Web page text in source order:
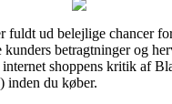
fuldt ud belejlige chancer
betragtninger og
internet shoppens kritik af
inden du køber.